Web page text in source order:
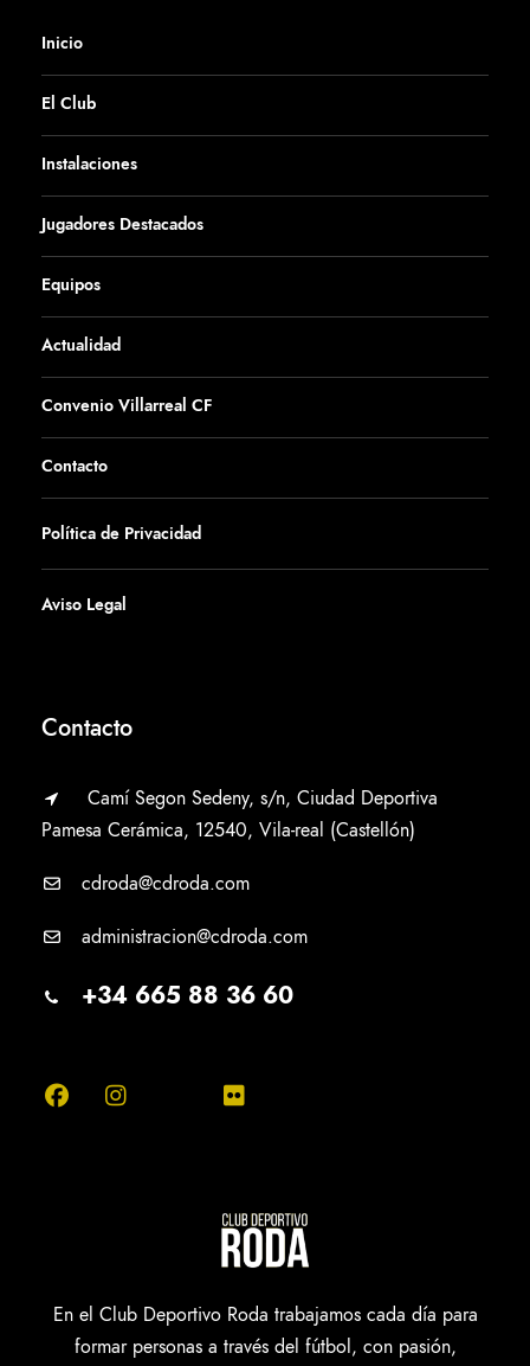
Inicio
El Club
Instalaciones
Jugadores Destacados
Equipos
Actualidad
Convenio Villarreal CF
Contacto
Política de Privacidad
Aviso Legal
Contacto
Camí Segon Sedeny, s/n, Ciudad Deportiva
Pamesa Cerámica, 12540, Vila-real (Castellón)
cdroda@cdroda.com
administracion@cdroda.com
+34 665 88 36 60
En el Club Deportivo Roda trabajamos cada día para
formar personas a través del fútbol, con pasión,